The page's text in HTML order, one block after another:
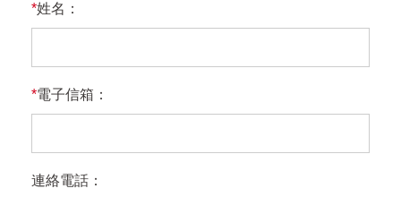
*姓名：
*電子信箱：
連絡電話：